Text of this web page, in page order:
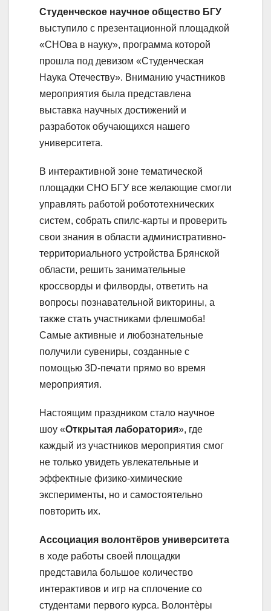
Студенческое научное общество БГУ
выступило с презентационной площадкой
«СНОва в науку», программа которой
прошла под девизом «Студенческая
Наука Отечеству». Вниманию участников
мероприятия была представлена
выставка научных достижений и
разработок обучающихся нашего
университета.
В интерактивной зоне тематической
площадки СНО БГУ все желающие смогли
управлять работой робототехнических
систем, собрать спилс-карты и проверить
свои знания в области административно-
территориального устройства Брянской
области, решить занимательные
кроссворды и филворды, ответить на
вопросы познавательной викторины, а
также стать участниками флешмоба!
Самые активные и любознательные
получили сувениры, созданные с
помощью 3D-печати прямо во время
мероприятия.
Настоящим праздником стало научное
шоу «Открытая лаборатория», где
каждый из участников мероприятия смог
не только увидеть увлекательные и
эффектные физико-химические
эксперименты, но и самостоятельно
повторить их.
Ассоциация волонтёров университета
в ходе работы своей площадки
представила большое количество
интерактивов и игр на сплочение со
студентами первого курса. Волонтѐры